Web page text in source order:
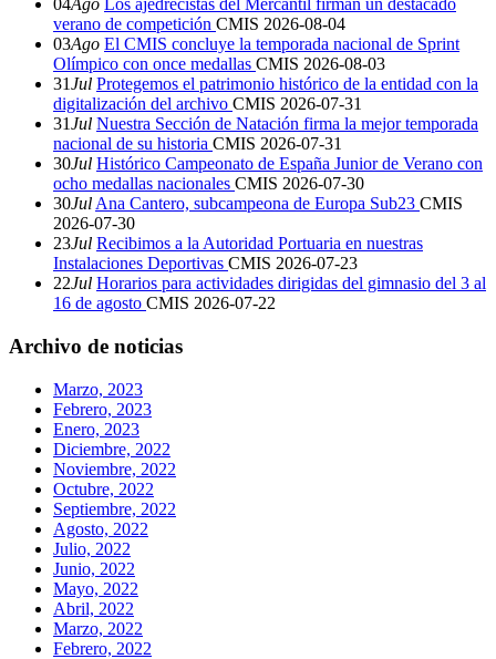
04Ago Los ajedrecistas del Mercantil firman un destacado
verano de competición CMIS 2026-08-04
03Ago El CMIS concluye la temporada nacional de Sprint
Olímpico con once medallas CMIS 2026-08-03
31Jul Protegemos el patrimonio histórico de la entidad con la
digitalización del archivo CMIS 2026-07-31
31Jul Nuestra Sección de Natación firma la mejor temporada
nacional de su historia CMIS 2026-07-31
30Jul Histórico Campeonato de España Junior de Verano con
ocho medallas nacionales CMIS 2026-07-30
30Jul Ana Cantero, subcampeona de Europa Sub23 CMIS
2026-07-30
23Jul Recibimos a la Autoridad Portuaria en nuestras
Instalaciones Deportivas CMIS 2026-07-23
22Jul Horarios para actividades dirigidas del gimnasio del 3 al
16 de agosto CMIS 2026-07-22
Archivo de noticias
Marzo, 2023
Febrero, 2023
Enero, 2023
Diciembre, 2022
Noviembre, 2022
Octubre, 2022
Septiembre, 2022
Agosto, 2022
Julio, 2022
Junio, 2022
Mayo, 2022
Abril, 2022
Marzo, 2022
Febrero, 2022